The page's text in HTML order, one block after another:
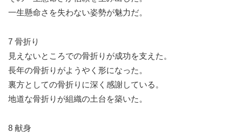
一生懸命さを失わない姿勢が魅力だ。
7 骨折り
見えないところでの骨折りが成功を支えた。
長年の骨折りがようやく形になった。
裏方としての骨折りに深く感謝している。
地道な骨折りが組織の土台を築いた。
8 献身